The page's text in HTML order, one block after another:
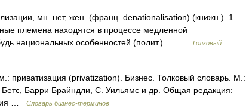
мн. нет, жен. (франц. denationalisation) (книжн.). 1.
племена находятся в процессе медленной
национальных особенностей (полит.).… …
Толковый
приватизация (privatization). Бизнес. Толковый словарь. М.:
Барри Брайндли, С. Уильямс и др. Общая редакция:
…
Словарь бизнес-терминов